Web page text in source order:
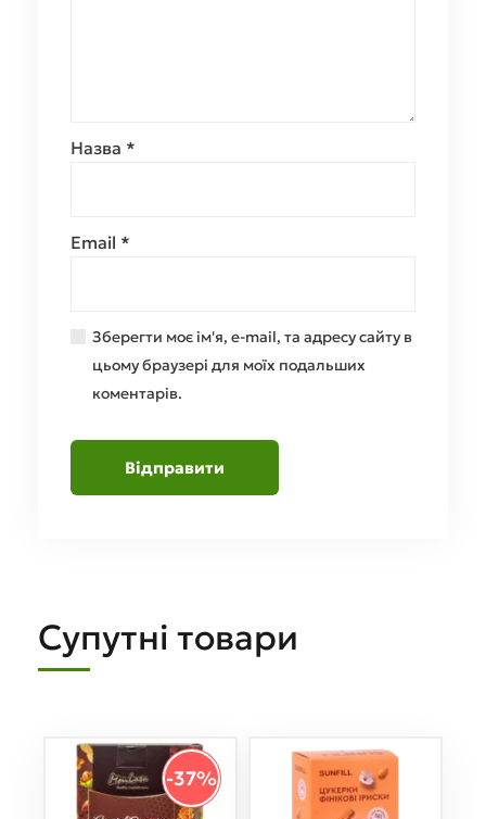
Назва *
Email *
Зберегти моє ім'я, e-mail, та адресу сайту в
цьому браузері для моїх подальших
коментарів.
Супутні товари
-37%